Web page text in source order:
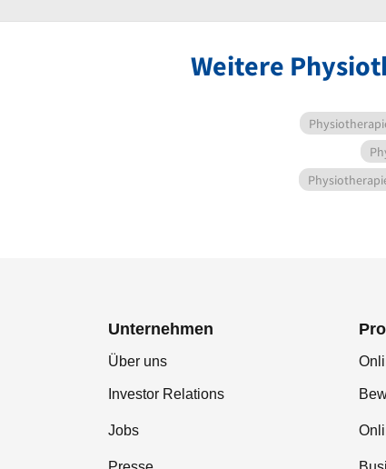
Weitere
Unternehmen
Über uns
Investor Relations
Jobs